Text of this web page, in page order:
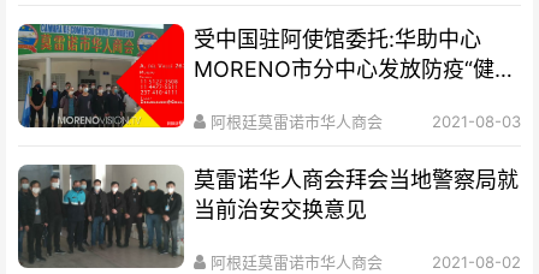
受中国驻阿使馆委托:华助中心
MORENO市分中心发放防疫“健康
阿根廷莫雷诺市华人商会 2021-08-03
莫雷诺华人商会拜会当地警察局就
当前治安交换意见
阿根廷莫雷诺市华人商会 2021-08-02